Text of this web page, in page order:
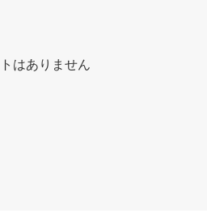
はありません